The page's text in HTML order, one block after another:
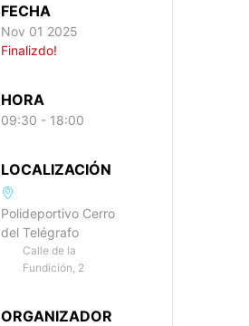
FECHA
Nov 01 2025
Finalizdo!
HORA
09:30 - 18:00
LOCALIZACIÓN
Polideportivo Cerro
del Telégrafo
Calle de la
Fundición, 2
ORGANIZADOR